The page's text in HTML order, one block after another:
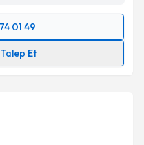
01 49
Et
ile bilgilendireceğiz.